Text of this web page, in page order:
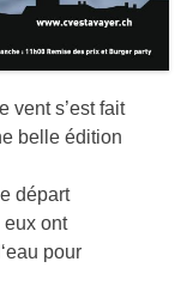
vent s’est fait
belle édition
départ
eux ont
pour